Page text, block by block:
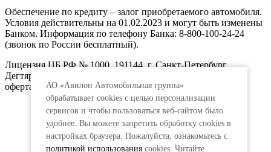
АО «Авилон Автомобильная группа»
обрабатывает cookies с целью персонализации
сервисов и чтобы пользоваться веб-сайтом было
удобнее. Вы можете запретить обработку сookies в
настройках браузера. Пожалуйста, ознакомьтесь с
политикой использования cookies. Читайте
Обеспечение по кредиту – залог приобретаемого автомобиля.
Условия действительны на 01.02.2023 и могут быть изменены
Банком. Информация по телефону Банка: 8-800-100-24-24
(звонок по России бесплатный).
Лицензия ЦБ РФ № 1000, 191144, г. Санкт-Петербург,
Дегтярный пер., д.11, лит.А. www.vtb.ru. Реклама 0+. Не
оферта.